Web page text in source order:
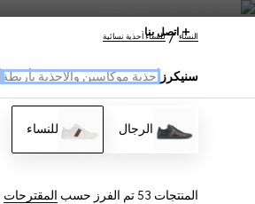
اتصل بناالنساء للنساء أحذية نسائية
سنيكرز أحذية موكاسين والأحذية بأربطة
الرجال للنساء
المنتجات 53 تم الفرز حسب المقترحات